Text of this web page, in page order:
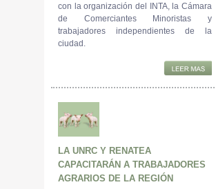
con la organización del INTA, la Cámara
de Comerciantes Minoristas y
trabajadores independientes de la
ciudad.
LA UNRC Y RENATEA
CAPACITARÁN A TRABAJADORES
AGRARIOS DE LA REGIÓN